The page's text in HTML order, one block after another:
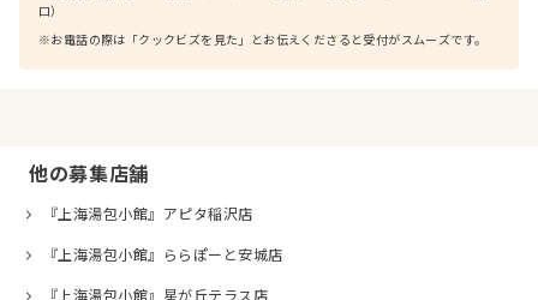
口）
※お電話の際は「クックビズを見た」とお伝えくださると受付がスムーズです。
他の募集店舗
『上海湯包小館』アピタ稲沢店
『上海湯包小館』ららぽーと安城店
『上海湯包小館』星が丘テラス店